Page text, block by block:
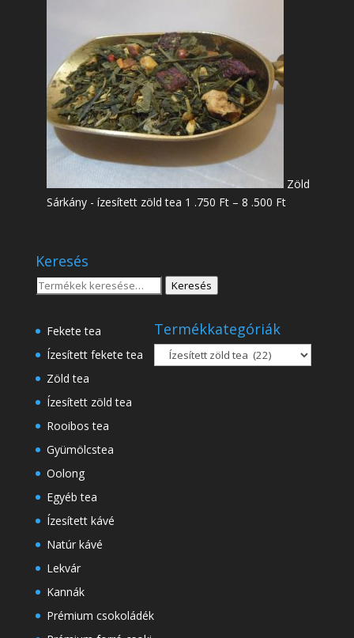
Zöld
Sárkány - ízesített zöld tea 1 .750 Ft – 8 .500 FtÁrtartomány:
Keresés
Keresés
Keresés
Fekete tea
Ízesített fekete tea
Zöld tea
Ízesített zöld tea
Rooibos tea
Gyümölcstea
Oolong
Egyéb tea
Ízesített kávé
Natúr kávé
Lekvár
Kannák
Prémium csokoládék
Termékkategóriák